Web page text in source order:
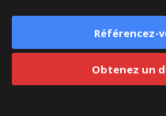
Référencez-
Obtenez un